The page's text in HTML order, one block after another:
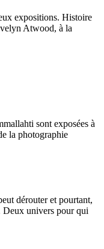
expositions. Histoire
Atwood, à la
sont exposées à
la photographie
dérouter et pourtant,
Deux univers pour qui